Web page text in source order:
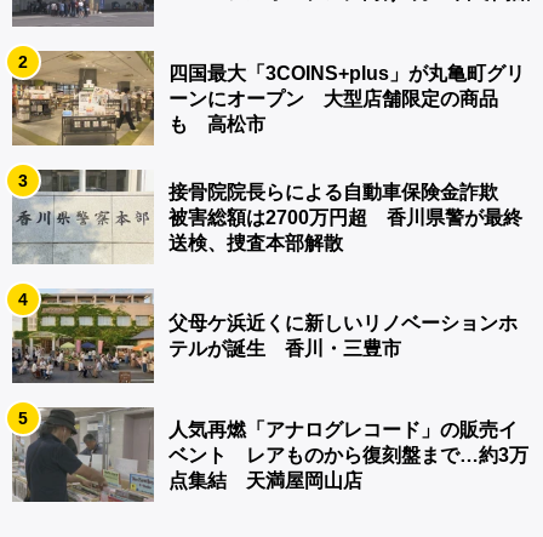
2
四国最大「3COINS+plus」が丸亀町グリ
ーンにオープン 大型店舗限定の商品
も 高松市
3
接骨院院長らによる自動車保険金詐欺
被害総額は2700万円超 香川県警が最終
送検、捜査本部解散
4
父母ケ浜近くに新しいリノベーションホ
テルが誕生 香川・三豊市
5
人気再燃「アナログレコード」の販売イ
ベント レアものから復刻盤まで…約3万
点集結 天満屋岡山店